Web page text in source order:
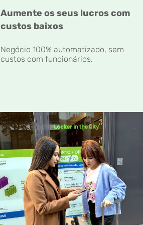
Aumente os seus lucros com
custos baixos
Negócio 100% automatizado, sem
custos com funcionários.